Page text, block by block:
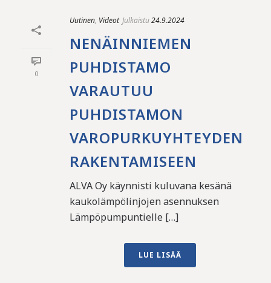
0
Uutinen, Videot Julkaistu24.9.2024
NENÄINNIEMEN
PUHDISTAMO
VARAUTUU
PUHDISTAMON
VAROPURKUYHTEYDEN
RAKENTAMISEEN
ALVA Oy käynnisti kuluvana kesänä
kaukolämpölinjojen asennuksen
Lämpöpumpuntielle […]
LUE LISÄÄ